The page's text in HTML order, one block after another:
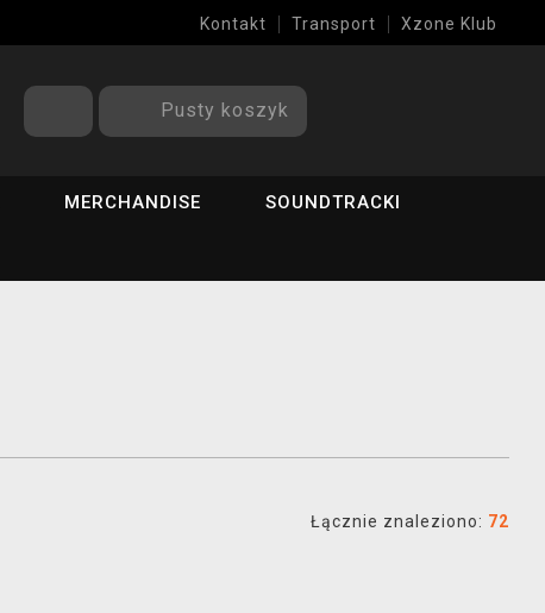
Kontakt Transport Xzone Klub
Pusty koszyk
MERCHANDISE SOUNDTRACKI
Łącznie znaleziono: 72